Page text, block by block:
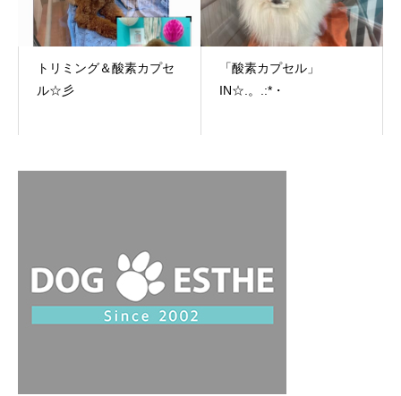
トリミング＆酸素カプセ
ル☆彡
「酸素カプセル」
IN☆.。.:*・